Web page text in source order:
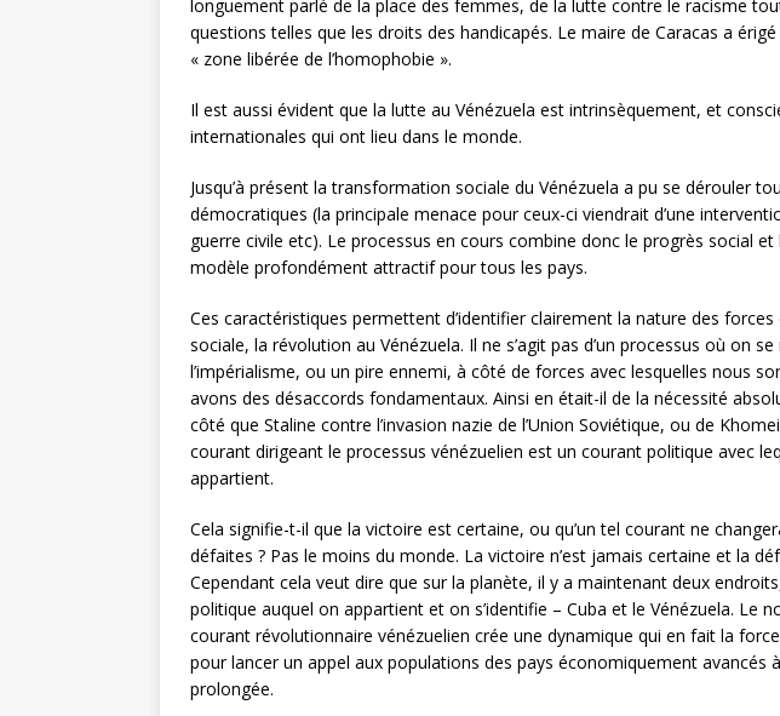
longuement parlé de la place des femmes, de la lutte contre le racisme
questions telles que les droits des handicapés. Le maire de Caracas a
« zone libérée de l’homophobie ».
Il est aussi évident que la lutte au Vénézuela est intrinsèquement, et
internationales qui ont lieu dans le monde.
Jusqu’à présent la transformation sociale du Vénézuela a pu se dérouler
démocratiques (la principale menace pour ceux-ci viendrait d’une
guerre civile etc). Le processus en cours combine donc le progrès social
modèle profondément attractif pour tous les pays.
Ces caractéristiques permettent d’identifier clairement la nature des
sociale, la révolution au Vénézuela. Il ne s’agit pas d’un processus où on
l’impérialisme, ou un pire ennemi, à côté de forces avec lesquelles nous
avons des désaccords fondamentaux. Ainsi en était-il de la nécessité
côté que Staline contre l’invasion nazie de l’Union Soviétique, ou de
courant dirigeant le processus vénézuelien est un courant politique avec
appartient.
Cela signifie-t-il que la victoire est certaine, ou qu’un tel courant ne
défaites ? Pas le moins du monde. La victoire n’est jamais certaine et la
Cependant cela veut dire que sur la planète, il y a maintenant deux
politique auquel on appartient et on s’identifie – Cuba et le Vénézuela. Le
courant révolutionnaire vénézuelien crée une dynamique qui en fait la
pour lancer un appel aux populations des pays économiquement avancés
prolongée.